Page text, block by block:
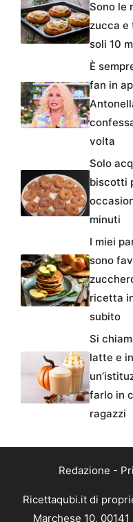
Sono le
zucca e
soli 10
È
fan in
volta
Solo
biscotti
minuti
I miei
sono
ricetta
subito
Si
latte e
farlo in
ragazzi
Redazione -
Ricettaqubi.it di
Marchese 10,